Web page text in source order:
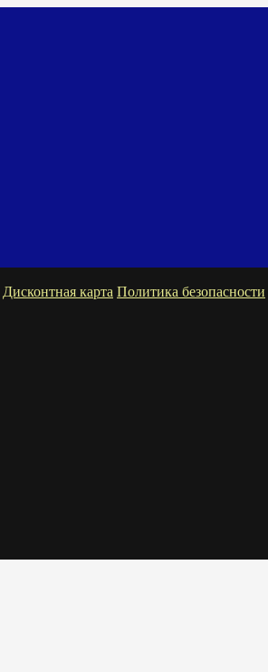
Дисконтная карта Политика безопасности